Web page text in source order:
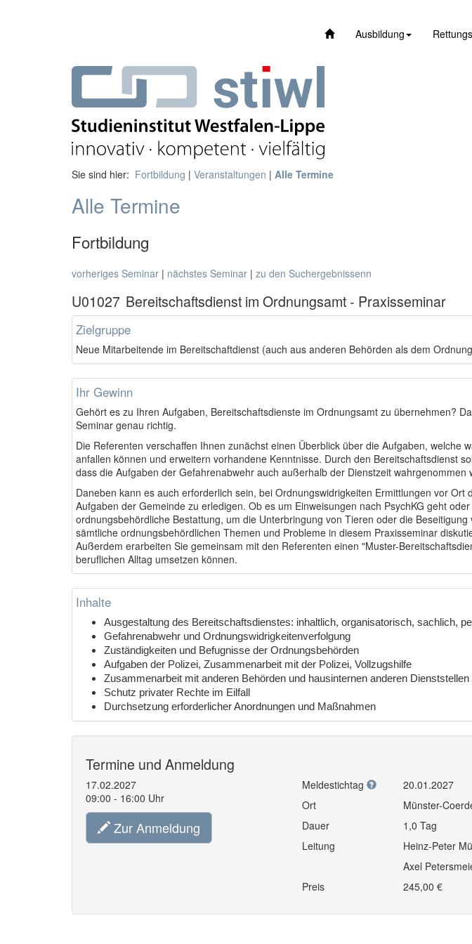
Ausbildung
Sie sind hier: Fortbildung | Veranstaltungen | Alle Termine
Alle Termine
Fortbildung
vorheriges Seminar | nächstes Seminar | zu den Suchergebnissenn
U01027 Bereitschaftsdienst im Ordnungsamt - Praxisseminar
Zielgruppe
Neue Mitarbeitende im Bereitschaftdienst (auch aus anderen Behörden als dem
Ihr Gewinn
Gehört es zu Ihren Aufgaben, Bereitschaftsdienste im Ordnungsamt zu übernehmen?
Seminar genau richtig.
Die Referenten verschaffen Ihnen zunächst einen Überblick über die Aufgaben, welche
anfallen können und erweitern vorhandene Kenntnisse. Durch den Bereitschaftsdienst
dass die Aufgaben der Gefahrenabwehr auch außerhalb der Dienstzeit wahrgenommen
Daneben kann es auch erforderlich sein, bei Ordnungswidrigkeiten Ermittlungen vor Ort
Aufgaben der Gemeinde zu erledigen. Ob es um Einweisungen nach PsychKG geht
ordnungsbehördliche Bestattung, um die Unterbringung von Tieren oder die
sämtliche ordnungsbehördlichen Themen und Probleme in diesem Praxisseminar
Außerdem erarbeiten Sie gemeinsam mit den Referenten einen "Muster-
beruflichen Alltag umsetzen können.
Inhalte
Ausgestaltung des Bereitschaftsdienstes: inhaltlich, organisatorisch, sachlich,
Gefahrenabwehr und Ordnungswidrigkeitenverfolgung
Zuständigkeiten und Befugnisse der Ordnungsbehörden
Aufgaben der Polizei, Zusammenarbeit mit der Polizei, Vollzugshilfe
Zusammenarbeit mit anderen Behörden und hausinternen anderen Dienststellen
Schutz privater Rechte im Eilfall
Durchsetzung erforderlicher Anordnungen und Maßnahmen
Termine und Anmeldung
17.02.2027
09:00 - 16:00 Uhr
Zur Anmeldung
Meldestichtag
20.01.2027
Ort
Münster-
Dauer
1,0 Tag
Leitung
Heinz-Peter
Axel
Preis
245,00 €